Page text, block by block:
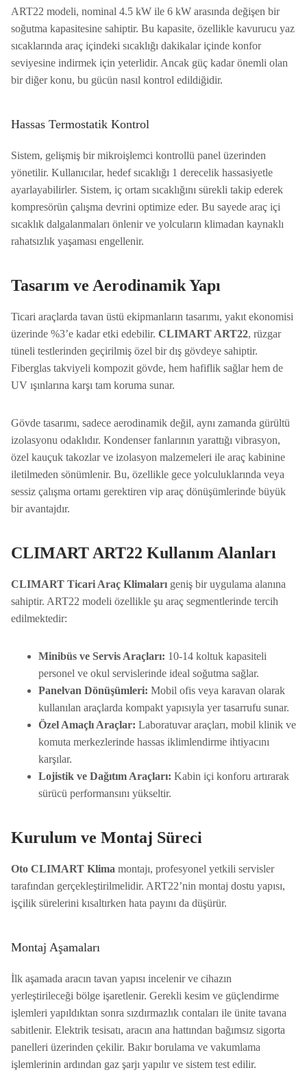
ART22 modeli, nominal 4.5 kW ile 6 kW arasında değişen bir
soğutma kapasitesine sahiptir. Bu kapasite, özellikle kavurucu yaz
sıcaklarında araç içindeki sıcaklığı dakikalar içinde konfor
seviyesine indirmek için yeterlidir. Ancak güç kadar önemli olan
bir diğer konu, bu gücün nasıl kontrol edildiğidir.
Hassas Termostatik Kontrol
Sistem, gelişmiş bir mikroişlemci kontrollü panel üzerinden
yönetilir. Kullanıcılar, hedef sıcaklığı 1 derecelik hassasiyetle
ayarlayabilirler. Sistem, iç ortam sıcaklığını sürekli takip ederek
kompresörün çalışma devrini optimize eder. Bu sayede araç içi
sıcaklık dalgalanmaları önlenir ve yolcuların klimadan kaynaklı
rahatsızlık yaşaması engellenir.
Tasarım ve Aerodinamik Yapı
Ticari araçlarda tavan üstü ekipmanların tasarımı, yakıt ekonomisi
üzerinde %3’e kadar etki edebilir. CLIMART ART22, rüzgar
tüneli testlerinden geçirilmiş özel bir dış gövdeye sahiptir.
Fiberglas takviyeli kompozit gövde, hem hafiflik sağlar hem de
UV ışınlarına karşı tam koruma sunar.
Gövde tasarımı, sadece aerodinamik değil, aynı zamanda gürültü
izolasyonu odaklıdır. Kondenser fanlarının yarattığı vibrasyon,
özel kauçuk takozlar ve izolasyon malzemeleri ile araç kabinine
iletilmeden sönümlenir. Bu, özellikle gece yolculuklarında veya
sessiz çalışma ortamı gerektiren vip araç dönüşümlerinde büyük
bir avantajdır.
CLIMART ART22 Kullanım Alanları
CLIMART Ticari Araç Klimalarıgeniş bir uygulama alanına
sahiptir. ART22 modeli özellikle şu araç segmentlerinde tercih
edilmektedir:
Minibüs ve Servis Araçları: 10-14 koltuk kapasiteli
personel ve okul servislerinde ideal soğutma sağlar.
Panelvan Dönüşümleri: Mobil ofis veya karavan olarak
kullanılan araçlarda kompakt yapısıyla yer tasarrufu sunar.
Özel Amaçlı Araçlar: Laboratuvar araçları, mobil klinik ve
komuta merkezlerinde hassas iklimlendirme ihtiyacını
karşılar.
Lojistik ve Dağıtım Araçları: Kabin içi konforu artırarak
sürücü performansını yükseltir.
Kurulum ve Montaj Süreci
Oto CLIMART Klima montajı, profesyonel yetkili servisler
tarafından gerçekleştirilmelidir. ART22’nin montaj dostu yapısı,
işçilik sürelerini kısaltırken hata payını da düşürür.
Montaj Aşamaları
İlk aşamada aracın tavan yapısı incelenir ve cihazın
yerleştirileceği bölge işaretlenir. Gerekli kesim ve güçlendirme
işlemleri yapıldıktan sonra sızdırmazlık contaları ile ünite tavana
sabitlenir. Elektrik tesisatı, aracın ana hattından bağımsız sigorta
panelleri üzerinden çekilir. Bakır borulama ve vakumlama
işlemlerinin ardından gaz şarjı yapılır ve sistem test edilir.